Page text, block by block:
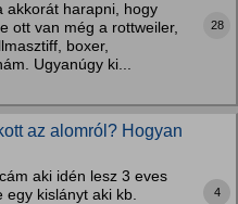
akkorát harapni, hogy
ott van még a rottweiler,
boxer,
Ugyanúgy ki...
28
az alomról? Hogyan
aki idén lesz 3 eves
egy kislányt aki kb.
4